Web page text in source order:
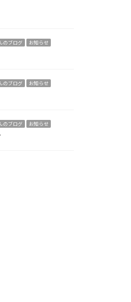
のブログ お知らせ
のブログ お知らせ
のブログ お知らせ